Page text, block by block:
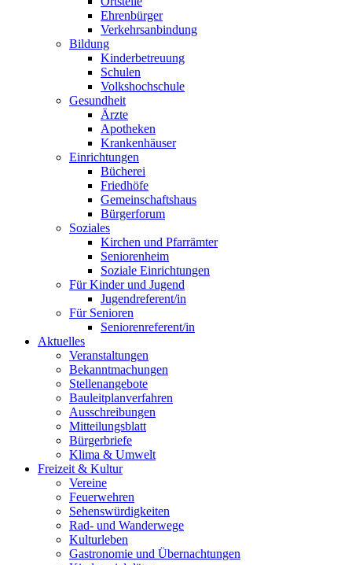
Ehrenbürger
Verkehrsanbindung
Bildung
Kinderbetreuung
Schulen
Volkshochschule
Gesundheit
Ärzte
Apotheken
Krankenhäuser
Einrichtungen
Bücherei
Friedhöfe
Gemeinschaftshaus
Bürgerforum
Soziales
Kirchen und Pfarrämter
Seniorenheim
Soziale Einrichtungen
Für Kinder und Jugend
Jugendreferent/in
Für Senioren
Seniorenreferent/in
Aktuelles
Veranstaltungen
Bekanntmachungen
Stellenangebote
Bauleitplanverfahren
Ausschreibungen
Mitteilungsblatt
Bürgerbriefe
Klima & Umwelt
Freizeit & Kultur
Vereine
Feuerwehren
Sehenswürdigkeiten
Rad- und Wanderwege
Kulturleben
Gastronomie und Übernachtungen